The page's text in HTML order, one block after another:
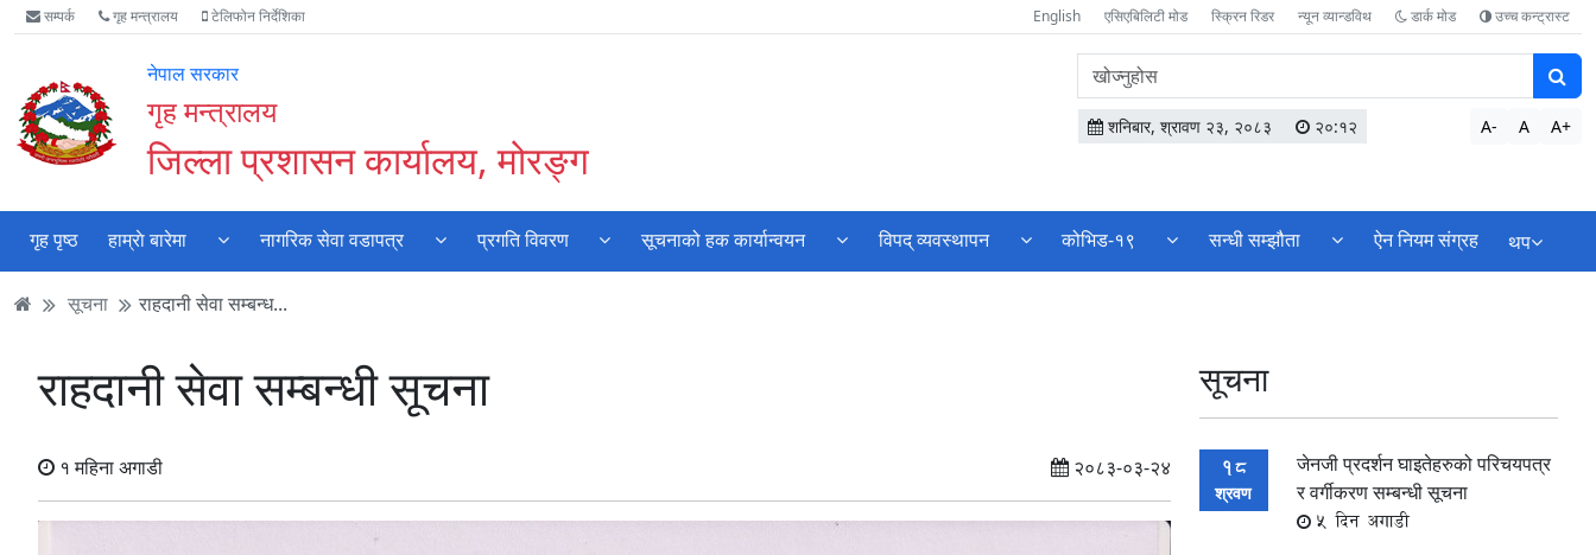
Accessibility
Mode
गर्नुहोस्
मुख्य
सामाग्री
मुख्य
नेभिगेसन
वेबसाइट
खोजमा
सम्पर्क गृह मन्त्रालय टेलिफोन निर्देशिका English एसिएबिलिटी मोड स्क्रिन रिडर न्यून व्यान्डविथ डार्क मोड उच्च कन्ट्रास्ट
नेपाल सरकार
गृह मन्त्रालय
जिल्ला प्रशासन कार्यालय, मोरङ्ग
वेबसाइटमा
सामग्री
खोज्नुहोस
शनिबार, श्रावण २३, २०८३ २०:१२ A- A A+
गृह पृष्ठ हाम्राे बारेमा नागरिक सेवा वडापत्र प्रगति विवरण सूचनाको हक कार्यान्वयन विपद् व्यवस्थापन कोभिड-१९ सन्धी सम्झौता ऐन नियम संग्रह थप
सूचना राहदानी सेवा सम्बन्ध...
राहदानी सेवा सम्बन्धी सूचना
१ महिना अगाडी २०८३-०३-२४
सूचना
18
श्रवण
जेनजी प्रदर्शन घाइतेहरुको परिचयपत्र
र वर्गीकरण सम्बन्धी सूचना
5 दिन अगाडी